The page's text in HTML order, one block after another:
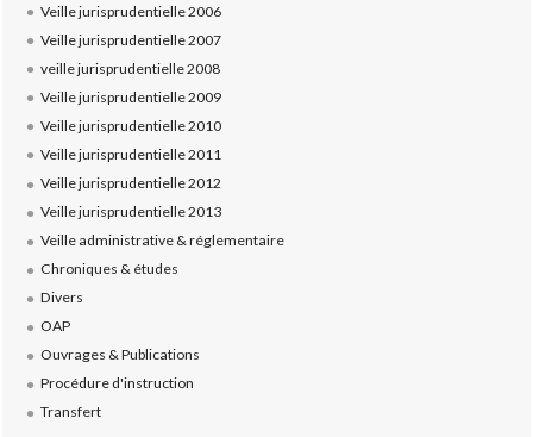
Veille jurisprudentielle 2006
Veille jurisprudentielle 2007
veille jurisprudentielle 2008
Veille jurisprudentielle 2009
Veille jurisprudentielle 2010
Veille jurisprudentielle 2011
Veille jurisprudentielle 2012
Veille jurisprudentielle 2013
Veille administrative & réglementaire
Chroniques & études
Divers
OAP
Ouvrages & Publications
Procédure d'instruction
Transfert